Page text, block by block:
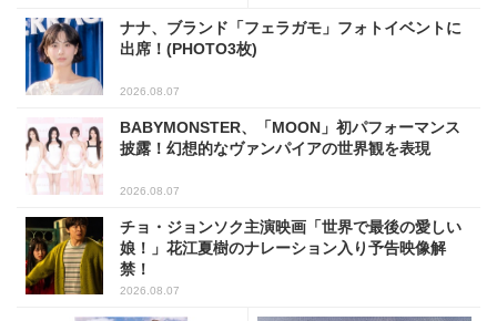
ナナ、ブランド「フェラガモ」フォトイベントに
出席！(PHOTO3枚)
2026.08.07
BABYMONSTER、「MOON」初パフォーマンス
披露！幻想的なヴァンパイアの世界観を表現
2026.08.07
チョ・ジョンソク主演映画「世界で最後の愛しい
娘！」花江夏樹のナレーション入り予告映像解
禁！
2026.08.07